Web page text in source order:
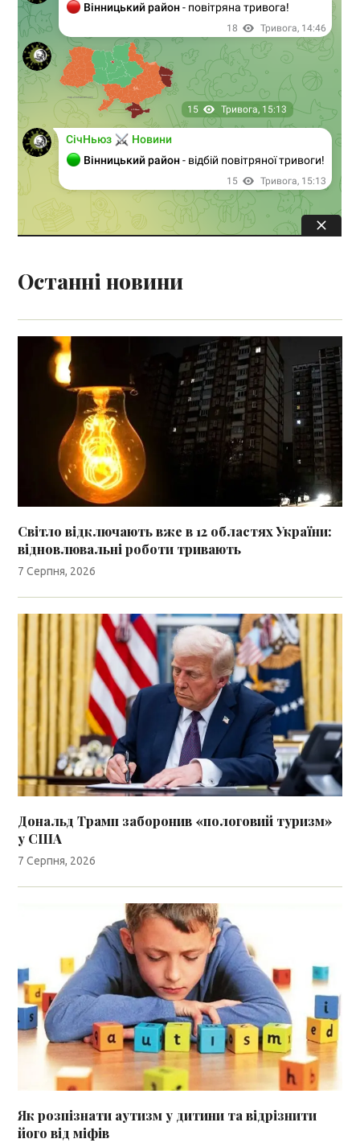
Останні новини
Світло відключають вже в 12 областях України:
відновлювальні роботи тривають
7 Серпня, 2026
Дональд Трамп заборонив «пологовий туризм»
у США
7 Серпня, 2026
Як розпізнати аутизм у дитини та відрізнити
його від міфів